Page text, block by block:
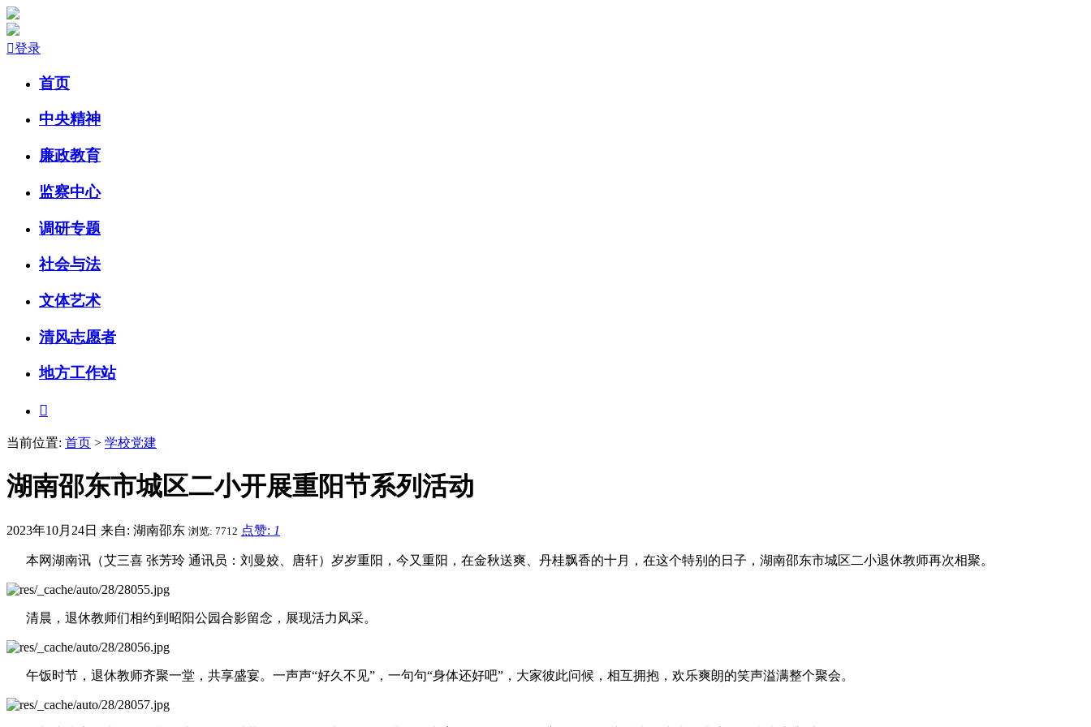
登录
首页
中央精神
廉政教育
监察中心
调研专题
社会与法
文体艺术
清风志愿者
地方工作站

当前位置: 首页 > 学校党建
湖南邵东市城区二小开展重阳节系列活动
2023年10月24日 来自: 湖南邵东 浏览: 7712 点赞: 1
本网湖南讯（艾三喜 张芳玲 通讯员：刘曼姣、唐轩）岁岁重阳，今又重阳，在金秋送爽、丹桂飘香的十月，在这个特别的日子，湖南邵东市城区二小退休教师再次相聚。
清晨，退休教师们相约到昭阳公园合影留念，展现活力风采。
午饭时节，退休教师齐聚一堂，共享盛宴。一声声“好久不见”，一句句“身体还好吧”，大家彼此问候，相互拥抱，欢乐爽朗的笑声溢满整个聚会。